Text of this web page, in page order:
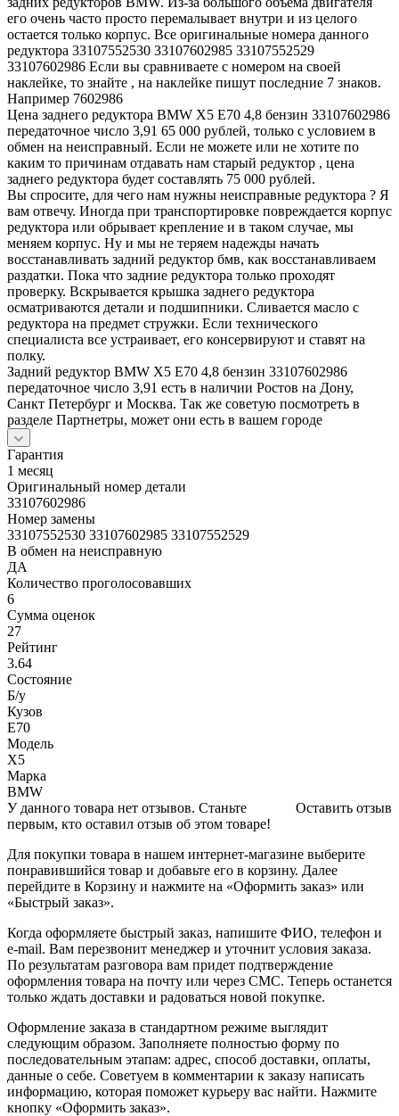
его очень часто просто перемалывает внутри и из целого
остается только корпус. Все оригинальные номера данного
редуктора 33107552530 33107602985 33107552529
33107602986 Если вы сравниваете с номером на своей
наклейке, то знайте , на наклейке пишут последние 7 знаков.
Например 7602986
Цена заднего редуктора BMW X5 E70 4,8 бензин 33107602986
передаточное число 3,91 65 000 рублей, только с условием в
обмен на неисправный. Если не можете или не хотите по
каким то причинам отдавать нам старый редуктор , цена
заднего редуктора будет составлять 75 000 рублей.
Вы спросите, для чего нам нужны неисправные редуктора ? Я
вам отвечу. Иногда при транспортировке повреждается корпус
редуктора или обрывает крепление и в таком случае, мы
меняем корпус. Ну и мы не теряем надежды начать
восстанавливать задний редуктор бмв, как восстанавливаем
раздатки. Пока что задние редуктора только проходят
проверку. Вскрывается крышка заднего редуктора
осматриваются детали и подшипники. Сливается масло с
редуктора на предмет стружки. Если технического
специалиста все устраивает, его консервируют и ставят на
полку.
Задний редуктор BMW X5 E70 4,8 бензин 33107602986
передаточное число 3,91 есть в наличии Ростов на Дону,
Санкт Петербург и Москва. Так же советую посмотреть в
разделе Партнетры, может они есть в вашем городе
Гарантия
1 месяц
Оригинальный номер детали
33107602986
Номер замены
33107552530 33107602985 33107552529
В обмен на неисправную
ДА
Количество проголосовавших
6
Сумма оценок
27
Рейтинг
3.64
Состояние
Б/y
Кузов
E70
Модель
X5
Марка
BMW
Оставить отзыв
У данного товара нет отзывов. Станьте
первым, кто оставил отзыв об этом товаре!
Для покупки товара в нашем интернет-магазине выберите
понравившийся товар и добавьте его в корзину. Далее
перейдите в Корзину и нажмите на «Оформить заказ» или
«Быстрый заказ».
Когда оформляете быстрый заказ, напишите ФИО, телефон и
e-mail. Вам перезвонит менеджер и уточнит условия заказа.
По результатам разговора вам придет подтверждение
оформления товара на почту или через СМС. Теперь останется
только ждать доставки и радоваться новой покупке.
Оформление заказа в стандартном режиме выглядит
следующим образом. Заполняете полностью форму по
последовательным этапам: адрес, способ доставки, оплаты,
данные о себе. Советуем в комментарии к заказу написать
информацию, которая поможет курьеру вас найти. Нажмите
кнопку «Оформить заказ».